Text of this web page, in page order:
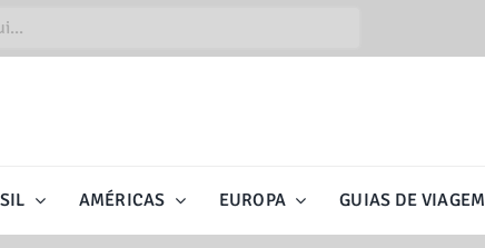
AMÉRICAS EUROPA GUIAS DE VIAGEM